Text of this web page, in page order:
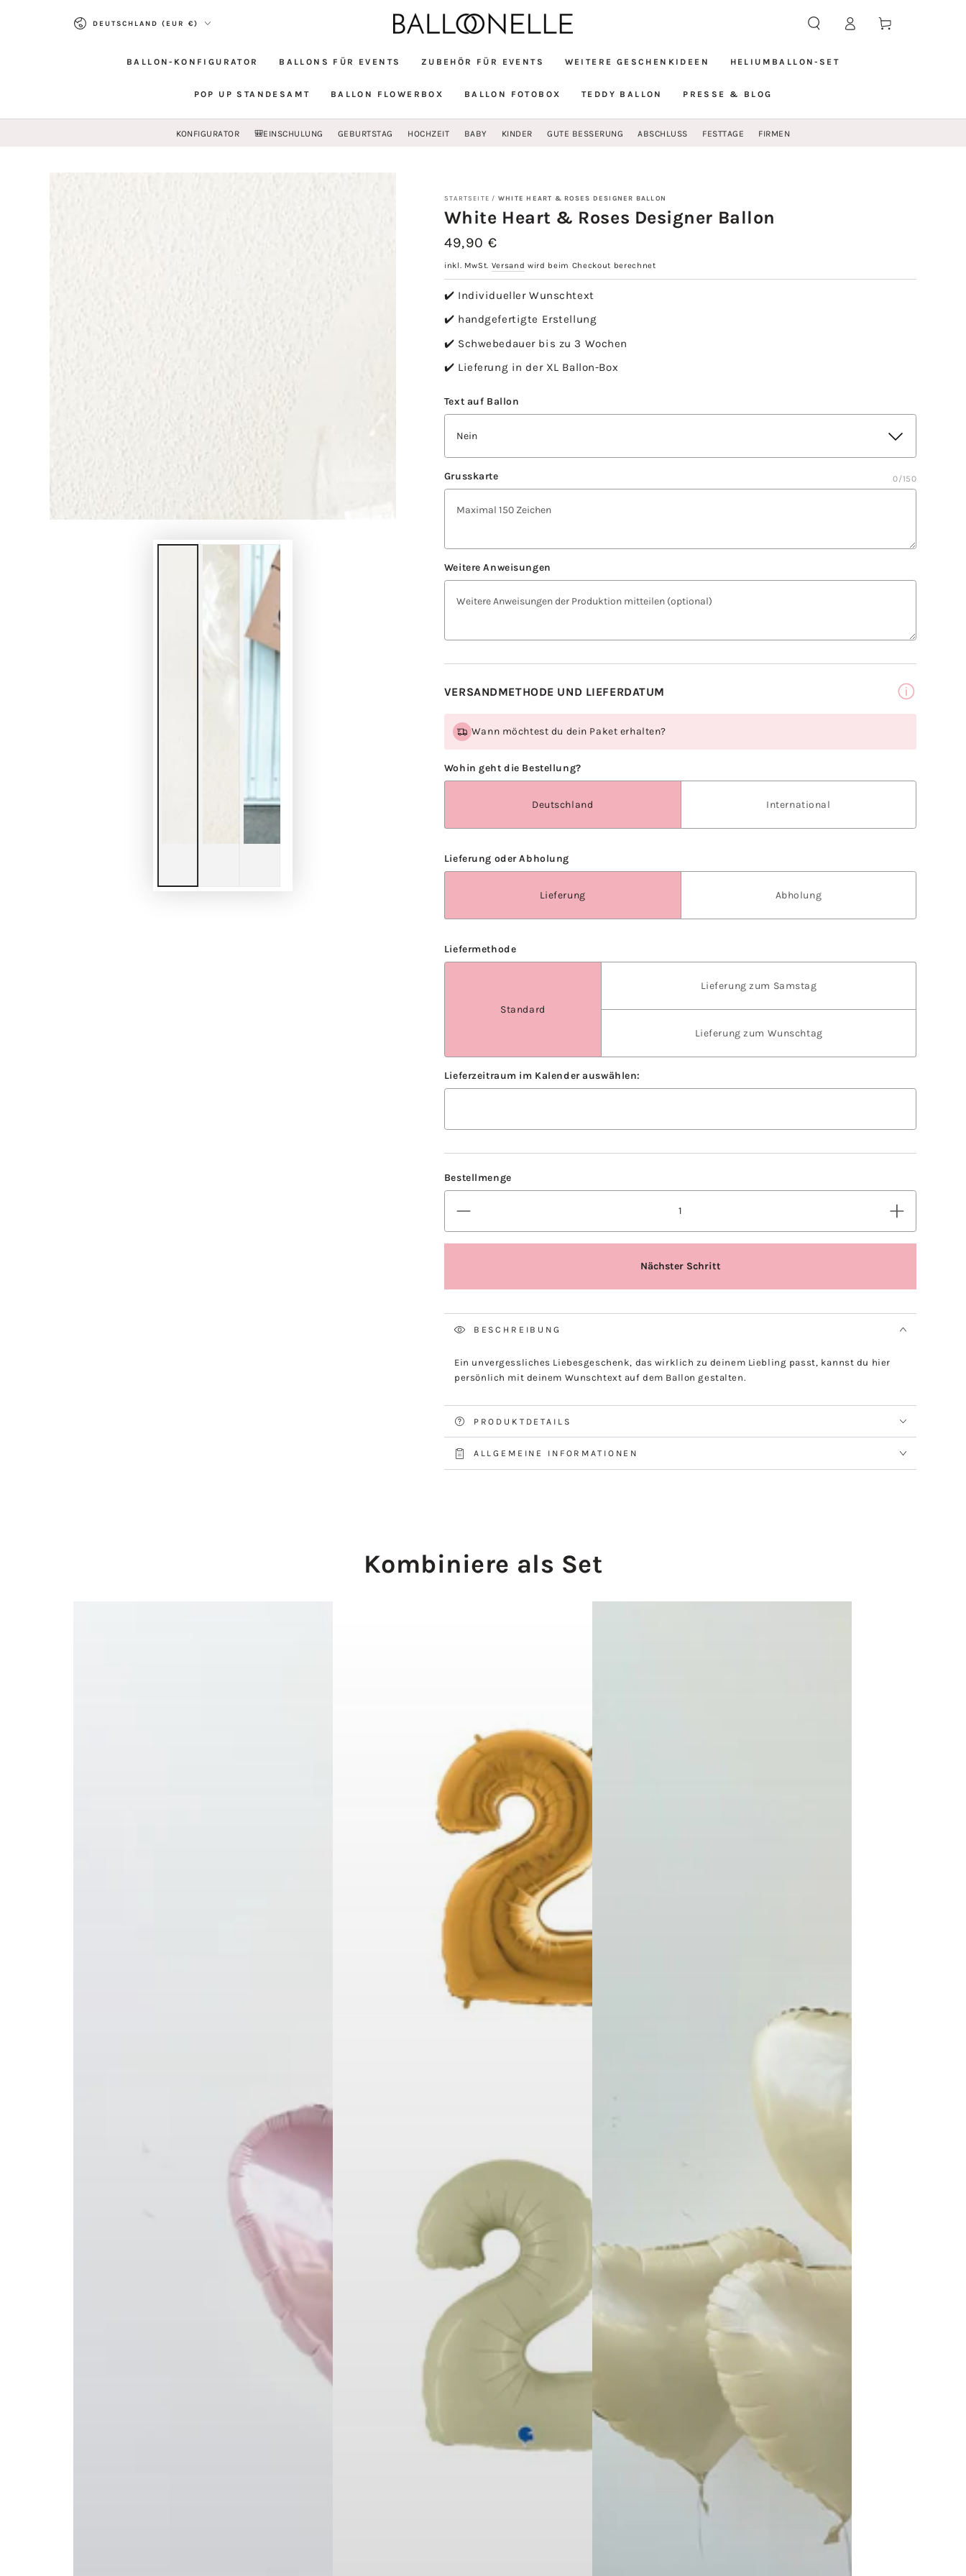
Land/Region
DEUTSCHLAND (EUR €)
BALLON-KONFIGURATOR BALLONS FÜR EVENTS ZUBEHÖR FÜR EVENTS WEITERE GESCHENKIDEEN HELIUMBALLON-SET
POP UP STANDESAMT BALLON FLOWERBOX BALLON FOTOBOX TEDDY BALLON PRESSE & BLOG
EinloggenWarenkorb
KONFIGURATOR 🎒EINSCHULUNG GEBURTSTAG HOCHZEIT BABY KINDER GUTE BESSERUNG ABSCHLUSS FESTTAGE FIRMEN
STARTSEITE / WHITE HEART & ROSES DESIGNER BALLON
White Heart & Roses Designer Ballon
Regulärer
49,90 €
inkl. MwSt. Versand wird beim Checkout berechnet
✔️ Individueller Wunschtext
✔️ handgefertigte Erstellung
✔️ Schwebedauer bis zu 3 Wochen
✔️ Lieferung in der XL Ballon-Box
BESCHREIBUNG
Ein unvergessliches Liebesgeschenk, das wirklich zu deinem Liebling passt, kannst du hier
persönlich mit deinem Wunschtext auf dem Ballon gestalten.
PRODUKTDETAILS
ALLGEMEINE INFORMATIONEN
Kombiniere als Set